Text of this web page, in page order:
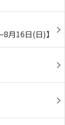
月16日(日)】